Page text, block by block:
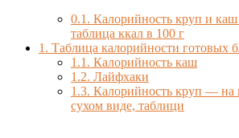
0.1. Калорийность круп и
таблица ккал в 100 г
1. Таблица калорийности готовых
1.1. Калорийность каш
1.2. Лайфхаки
1.3. Калорийность круп — на
сухом виде, таблици